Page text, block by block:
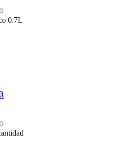
0.7L